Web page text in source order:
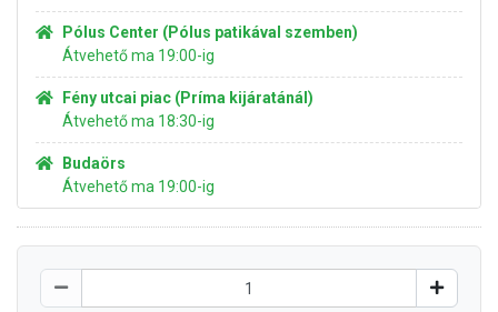
Pólus Center (Pólus patikával szemben)
Átvehető ma 19:00-ig
Fény utcai piac (Príma kijáratánál)
Átvehető ma 18:30-ig
Budaörs
Átvehető ma 19:00-ig